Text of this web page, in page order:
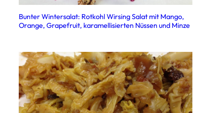
Bunter Wintersalat: Rotkohl Wirsing Salat mit Mango,
Orange, Grapefruit, karamellisierten Nüssen und Minze